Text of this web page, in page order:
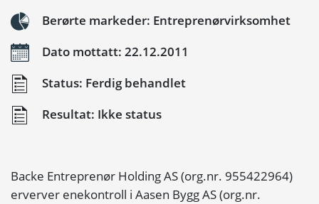
Berørte markeder: Entreprenørvirksomhet
Dato mottatt: 22.12.2011
Status: Ferdig behandlet
Resultat: Ikke status
Backe Entreprenør Holding AS (org.nr. 955422964)
erverver enekontroll i Aasen Bygg AS (org.nr.